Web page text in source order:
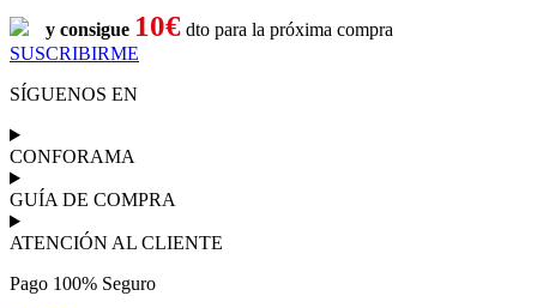
y consigue 10€ dto para la próxima compra
SUSCRIBIRME
SÍGUENOS EN
CONFORAMA
GUÍA DE COMPRA
ATENCIÓN AL CLIENTE
Pago 100% Seguro